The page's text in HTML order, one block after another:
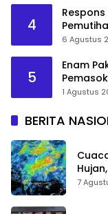
4
6 Agustus
5
Enam
1 Agustus
BERITA
7